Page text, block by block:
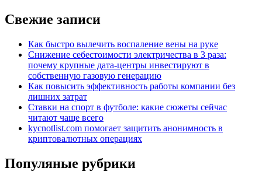
Свежие записи
Как быстро вылечить воспаление вены на руке
Снижение себестоимости электричества в 3 раза:
почему крупные дата-центры инвестируют в
собственную газовую генерацию
Как повысить эффективность работы компании без
лишних затрат
Ставки на спорт в футболе: какие сюжеты сейчас
читают чаще всего
kycnotlist.com помогает защитить анонимность в
криптовалютных операциях
Популяные рубрики